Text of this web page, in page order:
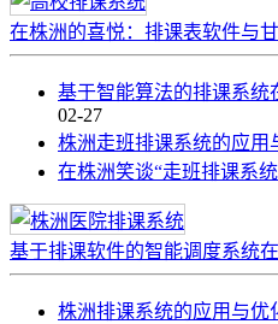
在株洲的喜悦：排课表软件与
基于智能算法的排课系统
02-27
株洲走班排课系统的应用
在株洲笑谈“走班排课系
基于排课软件的智能调度系统
株洲排课系统的应用与优